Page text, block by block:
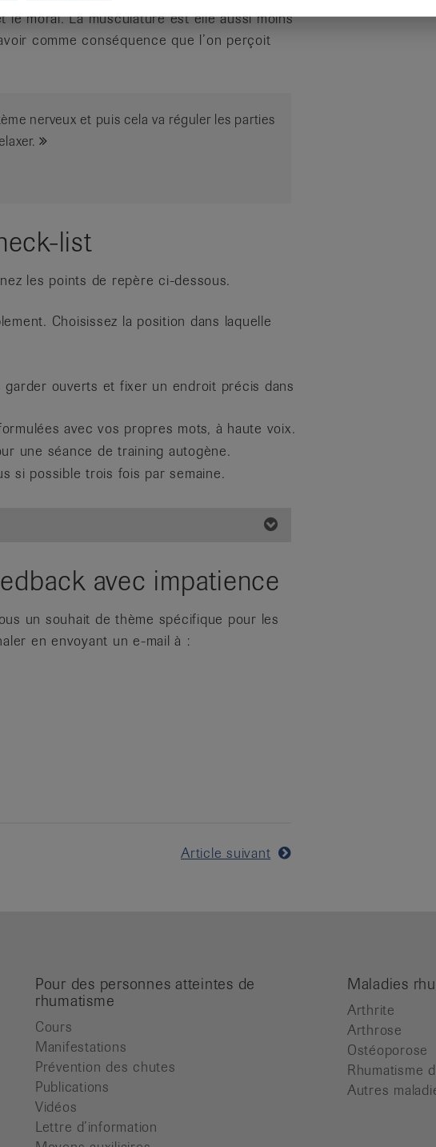
moral. La musculature est elle aussi moins
comme conséquence que l’on perçoit
nerveux et puis cela va réguler les parties
list
les points de repère ci-dessous.
Choisissez la position dans laquelle
ouverts et fixer un endroit précis dans
avec vos propres mots, à haute voix.
une séance de training autogène.
si possible trois fois par semaine.
avec impatience
un souhait de thème spécifique pour les
en envoyant un e-mail à :
Article suivant
Pour des personnes atteintes de
rhumatisme
Cours
Manifestations
Prévention des chutes
Publications
Vidéos
Lettre d’information
Maladies
Arthrite
Arthrose
Ostéoporose
Rhumatisme
Autres